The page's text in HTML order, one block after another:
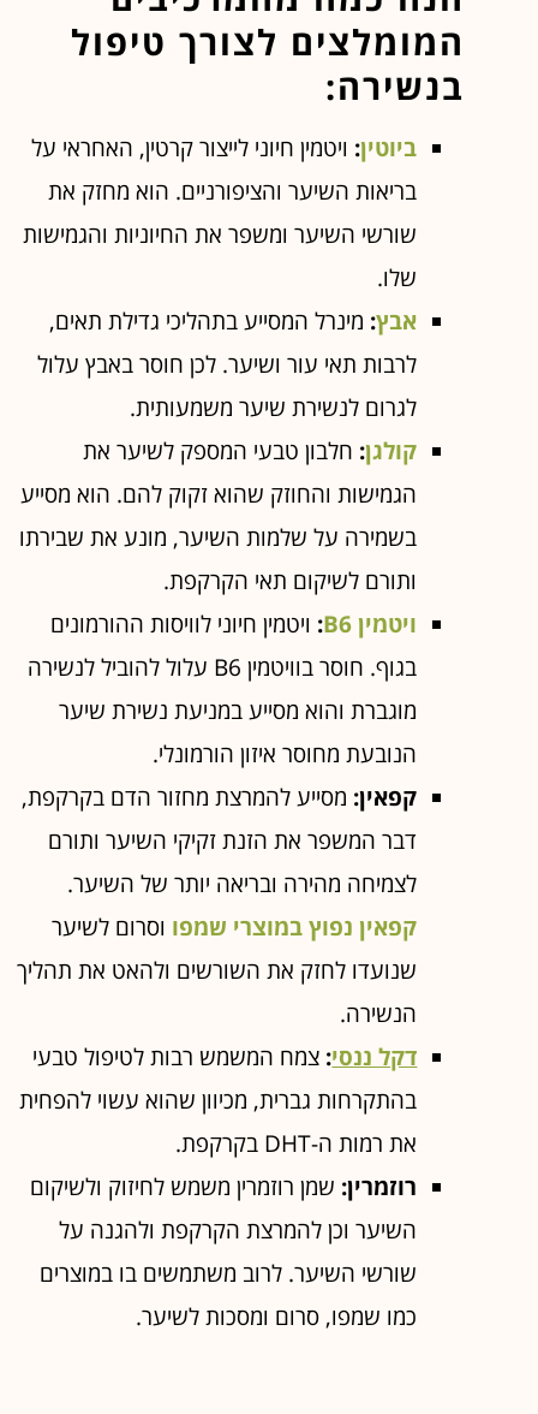
המומלצים לצורך טיפול
בנשירה:
ביוטין: ויטמין חיוני לייצור קרטין, האחראי על
בריאות השיער והציפורניים. הוא מחזק את
שורשי השיער ומשפר את החיוניות והגמישות
שלו.
אבץ: מינרל המסייע בתהליכי גדילת תאים,
לרבות תאי עור ושיער. לכן חוסר באבץ עלול
לגרום לנשירת שיער משמעותית.
קולגן: חלבון טבעי המספק לשיער את
הגמישות והחוזק שהוא זקוק להם. הוא מסייע
בשמירה על שלמות השיער, מונע את שבירתו
ותורם לשיקום תאי הקרקפת.
ויטמין B6
: ויטמין חיוני לוויסות ההורמונים
בגוף. חוסר בוויטמין B6 עלול להוביל לנשירה
מוגברת והוא מסייע במניעת נשירת שיער
הנובעת מחוסר איזון הורמונלי.
קפאין: מסייע להמרצת מחזור הדם בקרקפת,
דבר המשפר את הזנת זקיקי השיער ותורם
לצמיחה מהירה ובריאה יותר של השיער.
קפאין נפוץ במוצרי שמפו וסרום לשיער
שנועדו לחזק את השורשים ולהאט את תהליך
הנשירה.
דקל ננסי: צמח המשמש רבות לטיפול טבעי
בהתקרחות גברית, מכיוון שהוא עשוי להפחית
את רמות ה-DHT בקרקפת.
רוזמרין: שמן רוזמרין משמש לחיזוק ולשיקום
השיער וכן להמרצת הקרקפת ולהגנה על
שורשי השיער. לרוב משתמשים בו במוצרים
כמו שמפו, סרום ומסכות לשיער.